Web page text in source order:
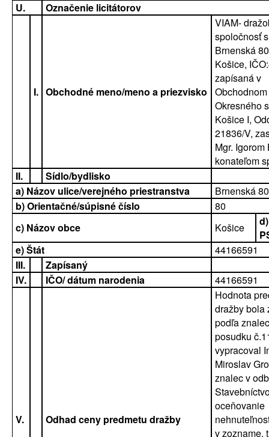
U. Označenie licitátorov
I. Obchodné meno/meno a priezvisko
VIAM-
spoločnosť
Brnenská
Košice,
zapísaná v
Okresného
Košice I,
21836/V,
Mgr.
konateľom
II.
Sídlo/bydlisko
a) Názov ulice/verejného priestranstva
Brnenská 80
b) Orientačné/súpisné číslo
80
c) Názov obce
Košice
d)
e) Štát
44166591
III.
Zapísaný
IV.
IČO/ dátum narodenia 44166591
V. Odhad ceny predmetu dražby
Hodnota
dražby bola
podľa
posudku
vypracoval
Miroslav
znalec v
oceňovanie
v zozname,